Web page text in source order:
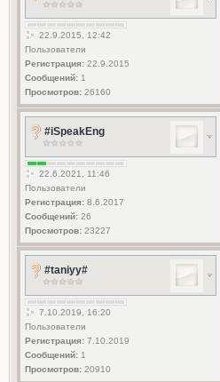
22.9.2015, 12:42
Пользователи
Регистрация:22.9.2015
Сообщений:1
Просмотров:26160
#iSpeakEng
22.6.2021, 11:46
Пользователи
Регистрация:8.6.2017
Сообщений:26
Просмотров:23227
#taniyy#
7.10.2019, 16:20
Пользователи
Регистрация:7.10.2019
Сообщений:1
Просмотров:20910